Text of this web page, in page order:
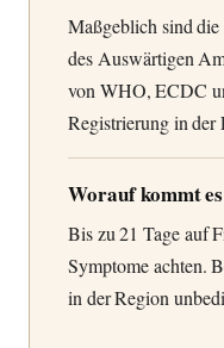
Maßgeblich sind
des Auswärtigen
von WHO, ECDC
Registrierung in
Worauf kommt
Bis zu 21 Tage auf
Symptome achten.
in der Region